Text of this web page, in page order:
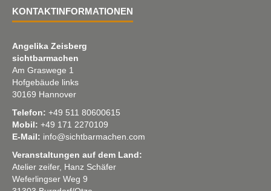
KONTAKTINFORMATIONEN
Angelika Zeisberg
sichtbarmachen
Am Graswege 1
Hofgebäude links
30169 Hannover
Telefon: +49 511 80600615
Mobil: +49 171 2270109
E-Mail: info@sichtbarmachen.com
Veranstaltungen auf dem Land:
Atelier zeifer, Hanz Schäfer
Weferlingser Weg 9